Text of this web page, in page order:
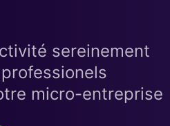
sereinement
micro-entreprise